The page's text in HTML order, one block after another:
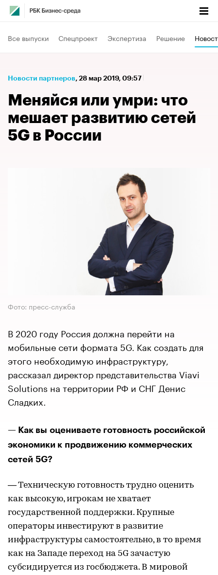
Все выпуски Спецпроект Экспертиза Решение
Новости партнеров⁠, 28 мар 2019, 09:57
Меняйся или умри: что
мешает развитию сетей
5G в России
Фото: пресс-служба
В 2020 году Россия должна перейти на
мобильные сети формата 5G. Как создать для
этого необходимую инфраструктуру,
рассказал директор представительства Viavi
Solutions на территории РФ и СНГ Денис
Сладких.
— Как вы оцениваете готовность российской
экономики к продвижению коммерческих
сетей 5G?
— Техническую готовность трудно оценить
как высокую, игрокам не хватает
государственной поддержки. Крупные
операторы инвестируют в развитие
инфраструктуры самостоятельно, в то время
как на Западе переход на 5G зачастую
субсидируется из госбюджета. В мировой